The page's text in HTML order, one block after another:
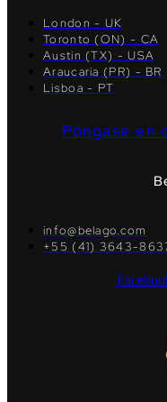
London - UK
Toronto (ON) - CA
Austin (TX) - USA
Araucaria (PR) - BR
Lisboa - PT
Póngase en
info@belago.com
+55 (41) 3643-